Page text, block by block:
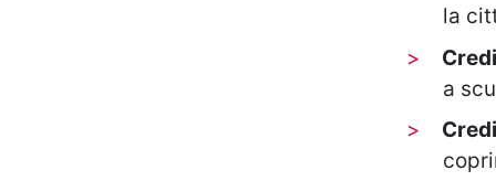
la
a